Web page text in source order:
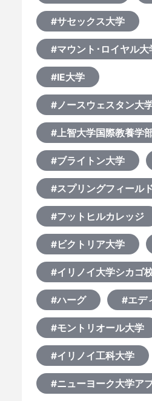
#サセックス大学
#マウント･ロイヤル大
#IE大学
#ノースウェスタン大
#上智大学国際教養学
#ブライトン大学
#スプリングフィール
#フットヒルカレッジ
#ビクトリア大学
#イリノイ大学シカゴ
#ハーグ #エデ
#モントリオール大学
#イリノイ工科大学
#ニューヨーク大学ア